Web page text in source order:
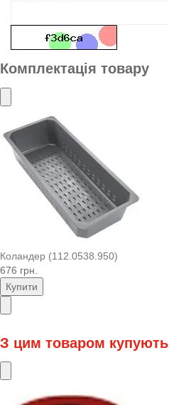
Комплектація товару
Коландер (112.0538.950)
676 грн.
Купити
З цим товаром купують